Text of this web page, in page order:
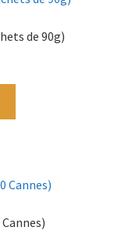
de 90g)